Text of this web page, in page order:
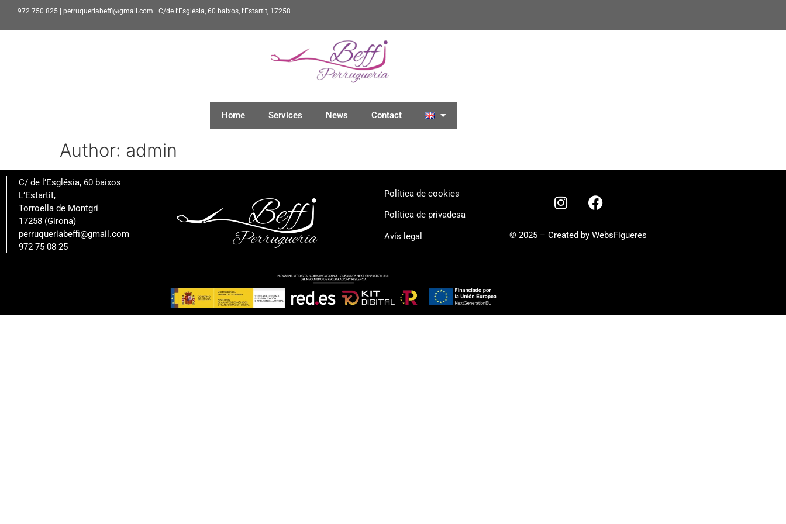
972 750 825 | perruqueriabeffi@gmail.com | C/de l’Església, 60 baixos, l’Estartit, 17258
Home Services News Contact
Author: admin
C/ de l’Església, 60 baixos
L’Estartit,
Torroella de Montgrí
17258 (Girona)
perruqueriabeffi@gmail.com
972 75 08 25
Política de cookies
Política de privadesa
Avís legal © 2025 – Created by WebsFigueres